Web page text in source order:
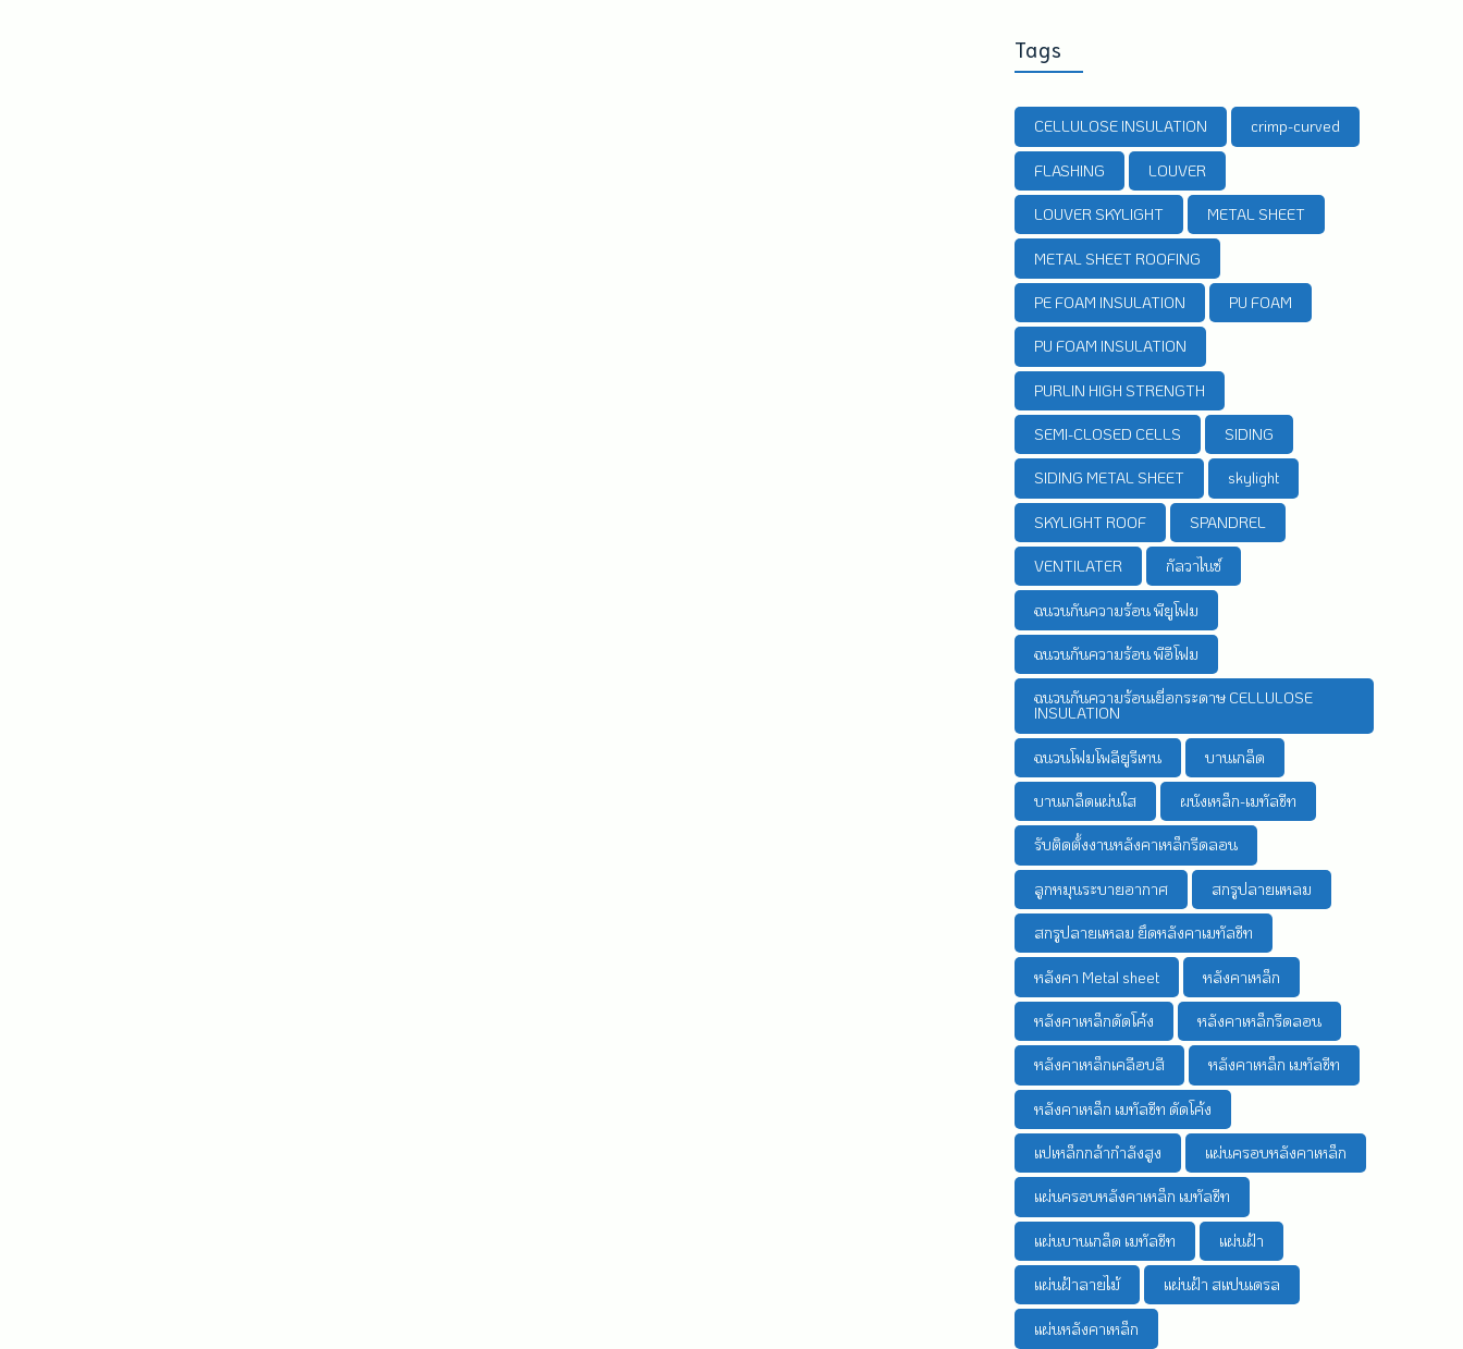
Tags
CELLULOSE INSULATION crimp-curved
FLASHING LOUVER
LOUVER SKYLIGHT METAL SHEET
METAL SHEET ROOFING
PE FOAM INSULATION PU FOAM
PU FOAM INSULATION
PURLIN HIGH STRENGTH
SEMI-CLOSED CELLS SIDING
SIDING METAL SHEET skylight
SKYLIGHT ROOF SPANDREL
VENTILATER กัลวาไนซ์
ฉนวนกันความร้อน พียูโฟม
ฉนวนกันความร้อน พีอีโฟม
ฉนวนกันความร้อนเยื่อกระดาษ CELLULOSE
INSULATION
ฉนวนโฟมโพลียูรีเทน บานเกล็ด
บานเกล็ดแผ่นใส ผนังเหล็ก-เมทัลชีท
รับติดตั้งงานหลังคาเหล็กรีดลอน
ลูกหมุนระบายอากาศ สกรูปลายแหลม
สกรูปลายแหลม ยึดหลังคาเมทัลชีท
หลังคา Metal sheet หลังคาเหล็ก
หลังคาเหล็กดัดโค้ง หลังคาเหล็กรีดลอน
หลังคาเหล็กเคลือบสี หลังคาเหล็ก เมทัลชีท
หลังคาเหล็ก เมทัลชีท ดัดโค้ง
แปเหล็กกล้ากำลังสูง แผ่นครอบหลังคาเหล็ก
แผ่นครอบหลังคาเหล็ก เมทัลชีท
แผ่นบานเกล็ด เมทัลชีท แผ่นฝ้า
แผ่นฝ้าลายไม้ แผ่นฝ้า สแปนเดรล
แผ่นหลังคาเหล็ก